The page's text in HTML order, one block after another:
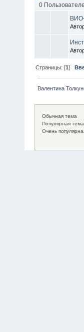
0
Страницы: [1]
Валентина
Обычная тема
Популярная
Очень